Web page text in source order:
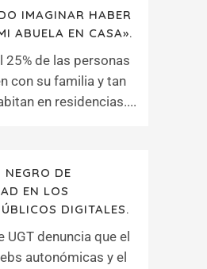
IMAGINAR HABER
ABUELA EN CASA».
25% de las personas
con su familia y tan
en residencias....
NEGRO DE
EN LOS
DIGITALES.
UGT denuncia que el
autonómicas y el